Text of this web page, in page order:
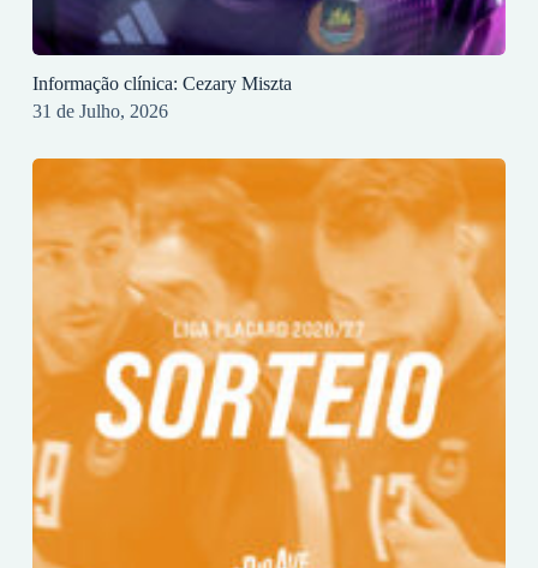
Informação clínica: Cezary Miszta
31 de Julho, 2026